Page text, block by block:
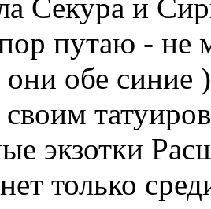
Секура и
путаю - не
они обе
экзотки
только